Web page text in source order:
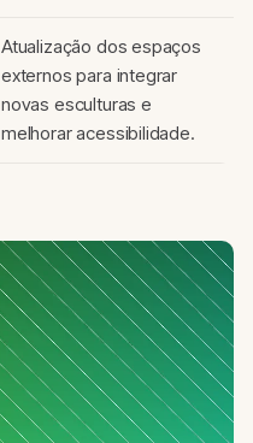
Atualização dos espaços
externos para integrar
novas esculturas e
melhorar acessibilidade.